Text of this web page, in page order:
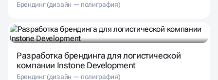
Брендинг (дизайн — полиграфия)
Разработка брендинга для логистической
компании Instone Development
Брендинг (дизайн — полиграфия)